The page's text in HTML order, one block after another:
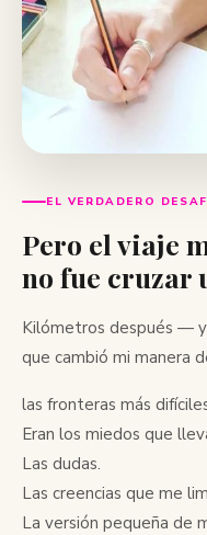
EL VERDADERO
Pero el viaje
no fue cruzar
Kilómetros después —
que cambió mi manera
las fronteras más
Eran los miedos que
Las dudas.
Las creencias que me
La versión pequeña de